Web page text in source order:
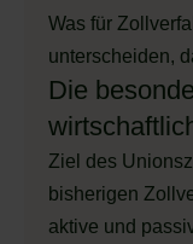
Was für
unterscheiden,
Die
Ziel des
bisherigen
aktive und